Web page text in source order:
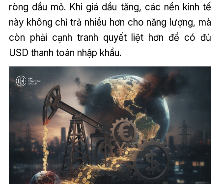
ròng dầu mỏ. Khi giá dầu tăng, các nền kinh tế
này không chỉ trả nhiều hơn cho năng lượng, mà
còn phải cạnh tranh quyết liệt hơn để có đủ
USD thanh toán nhập khẩu.